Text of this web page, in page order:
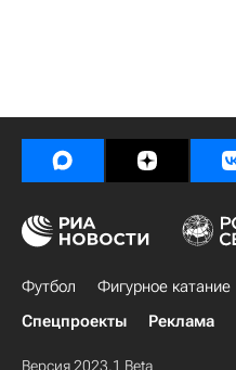
Футбол Фигурное катание
Спецпроекты
Реклама
Версия 2023.1 Beta